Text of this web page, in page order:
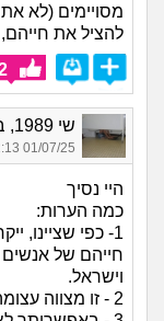
מסויימים (לא
להציל את
שי 1989, בת 36
01/07/25 12:13
היי נסיך
כמה הערות:
1- כפי שציינו,
חייהם של
וישראל.
2 - זו מצווה עצומה, אשריך.